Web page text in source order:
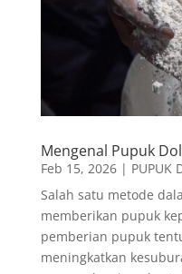
Mengenal Pupuk
Feb 15, 2026| PUPUK
Salah satu metode
memberikan pupuk
pemberian pupuk
meningkatkan